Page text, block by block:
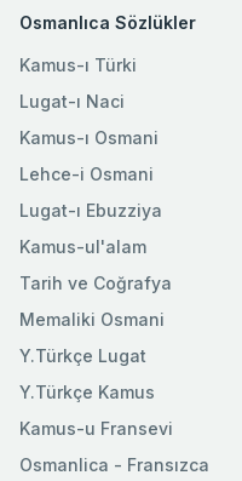
Osmanlıca Sözlükler
Kamus-ı Türki
Lugat-ı Naci
Kamus-ı Osmani
Lehce-i Osmani
Lugat-ı Ebuzziya
Kamus-ul'alam
Tarih ve Coğrafya
Memaliki Osmani
Y.Türkçe Lugat
Y.Türkçe Kamus
Kamus-u Fransevi
Osmanlica - Fransızca